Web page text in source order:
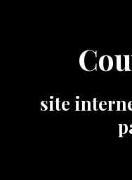
site